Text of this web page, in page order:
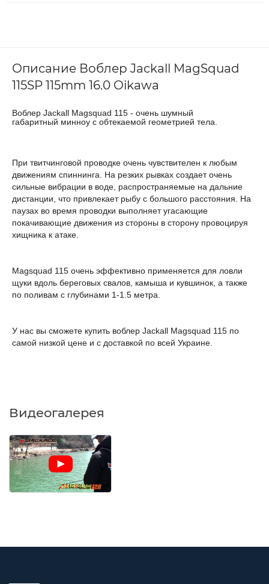
Описание Воблер Jackall MagSquad
115SP 115mm 16.0 Oikawa
Воблер Jackall Magsquad 115 - очень шумный
габаритный минноу с обтекаемой геометрией тела.
При твитчинговой проводке очень чувствителен к любым
движениям спиннинга. На резких рывках создает очень
сильные вибрации в воде, распространяемые на дальние
дистанции, что привлекает рыбу с большого расстояния. На
паузах во время проводки выполняет угасающие
покачивающие движения из стороны в сторону провоцируя
хищника к атаке.
Magsquad 115 очень эффективно применяется для ловли
щуки вдоль береговых свалов, камыша и кувшинок, а также
по поливам с глубинами 1-1.5 метра.
У нас вы сможете купить воблер Jackall Magsquad 115 по
самой низкой цене и с доставкой по всей Украине.
Видеогалерея